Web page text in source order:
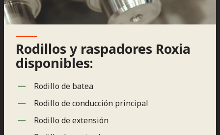
Rodillos y raspadores Roxia
disponibles:
Rodillo de batea
Rodillo de conducción principal
Rodillo de extensión